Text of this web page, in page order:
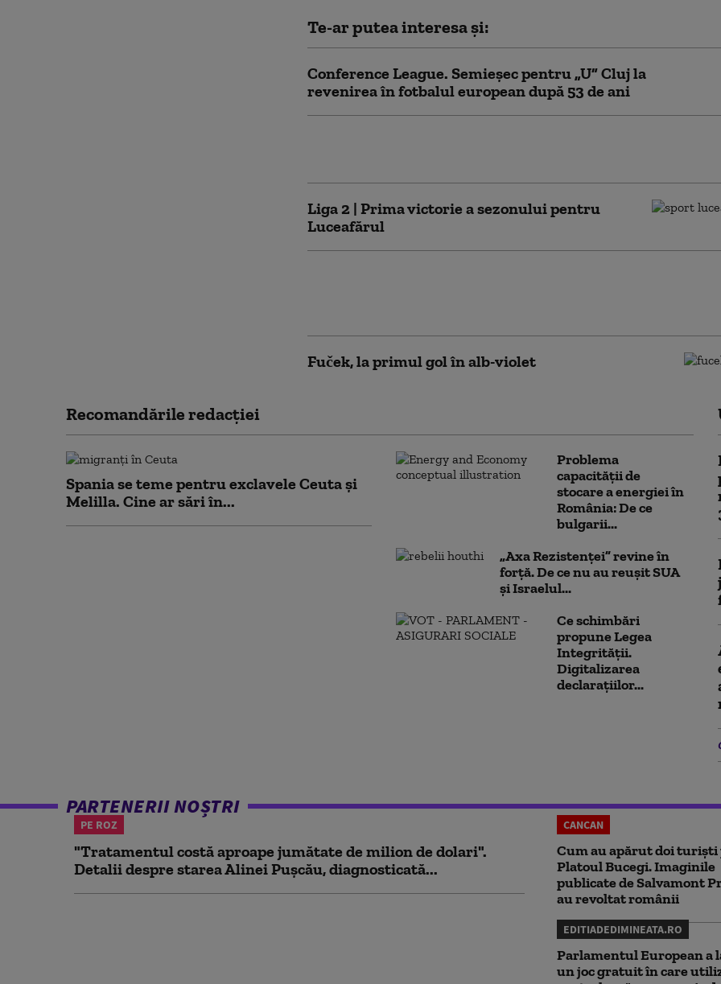
Te-ar putea interesa și:
Conference League. Semieșec pentru „U” Cluj la
revenirea în fotbalul european după 53 de ani
Liga 2 | Prima victorie a sezonului pentru
Luceafărul
Fuček, la primul gol în alb-violet
Recomandările redacţiei
Spania se teme pentru exclavele Ceuta și
Melilla. Cine ar sări în...
Problema
capacității de
stocare a energiei în
România: De ce
bulgarii...
„Axa Rezistenței” revine în
forță. De ce nu au reușit SUA
și Israelul...
Ce schimbări
propune Legea
Integrității.
Digitalizarea
declarațiilor...
PARTENERII NOȘTRI
PE ROZ
"Tratamentul costă aproape jumătate de milion de dolari".
Detalii despre starea Alinei Pușcău, diagnosticată...
CANCAN
Cum au apărut doi turiști
Platoul Bucegi. Imaginile
publicate de Salvamont
au revoltat românii
EDITIADEDIMINEATA.RO
Parlamentul European a
un joc gratuit în care